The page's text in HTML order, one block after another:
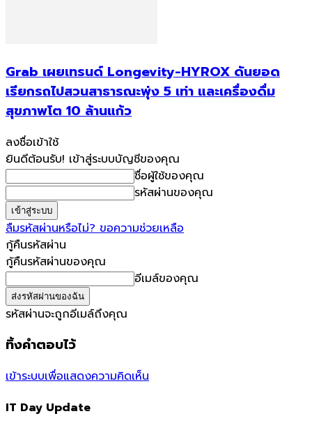
Grab เผยเทรนด์ Longevity-HYROX ดันยอด
เรียกรถไปสวนสาธารณะพุ่ง 5 เท่า และเครื่องดื่ม
สุขภาพโต 10 ล้านแก้ว
ลงชื่อเข้าใช้
ยินดีต้อนรับ! เข้าสู่ระบบบัญชีของคุณ
ชื่อผู้ใช้ของคุณ
รหัสผ่านของคุณ
ลืมรหัสผ่านหรือไม่? ขอความช่วยเหลือ
กู้คืนรหัสผ่าน
กู้คืนรหัสผ่านของคุณ
อีเมล์ของคุณ
รหัสผ่านจะถูกอีเมล์ถึงคุณ
ทิ้งคำตอบไว้
เข้าระบบเพื่อแสดงความคิดเห็น
IT Day Update